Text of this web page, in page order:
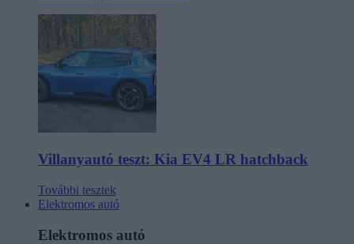
Villanyautó teszt: Kia EV4 LR hatchback
További tesztek
Elektromos autó
Elektromos autó